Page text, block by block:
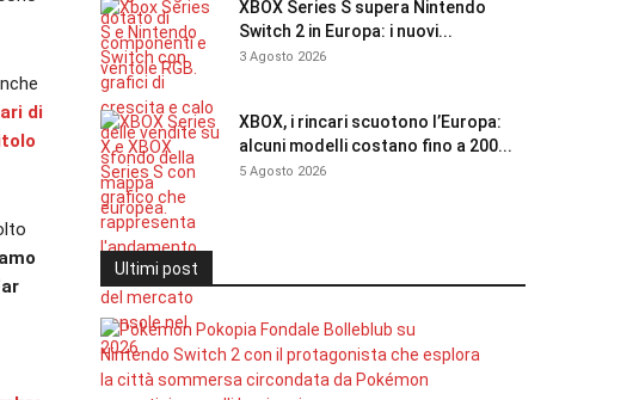
di
XBOX Series S supera Nintendo
Switch 2 in Europa: i nuovi...
3 Agosto 2026
XBOX, i rincari scuotono l’Europa:
alcuni modelli costano fino a 200...
5 Agosto 2026
Ultimi post